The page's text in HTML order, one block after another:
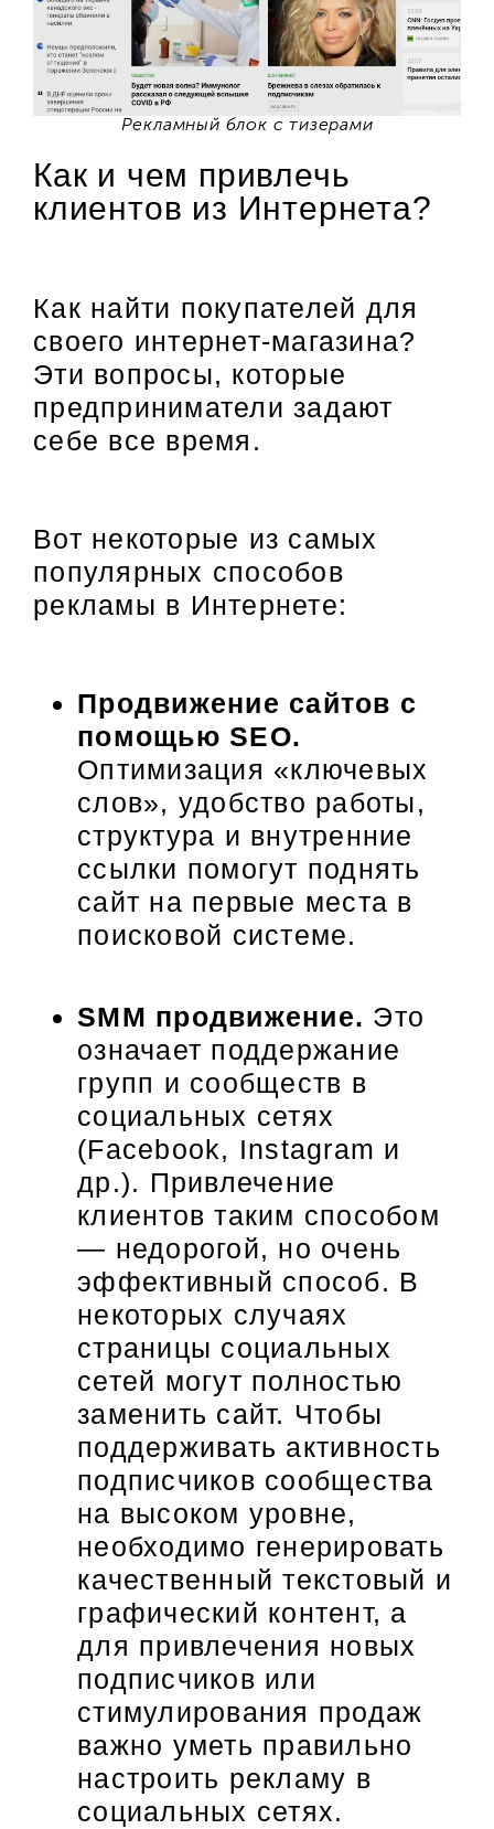
Рекламный блок с тизерами
Как и чем привлечь
клиентов из Интернета?
Как найти покупателей для
своего интернет-магазина?
Эти вопросы, которые
предприниматели задают
себе все время.
Вот некоторые из самых
популярных способов
рекламы в Интернете:
Продвижение сайтов с
помощью SEO.
Оптимизация «ключевых
слов», удобство работы,
структура и внутренние
ссылки помогут поднять
сайт на первые места в
поисковой системе.
SMM продвижение. Это
означает поддержание
групп и сообществ в
социальных сетях
(Facebook, Instagram и
др.). Привлечение
клиентов таким способом
— недорогой, но очень
эффективный способ. В
некоторых случаях
страницы социальных
сетей могут полностью
заменить сайт. Чтобы
поддерживать активность
подписчиков сообщества
на высоком уровне,
необходимо генерировать
качественный текстовый и
графический контент, а
для привлечения новых
подписчиков или
стимулирования продаж
важно уметь правильно
настроить рекламу в
социальных сетях.